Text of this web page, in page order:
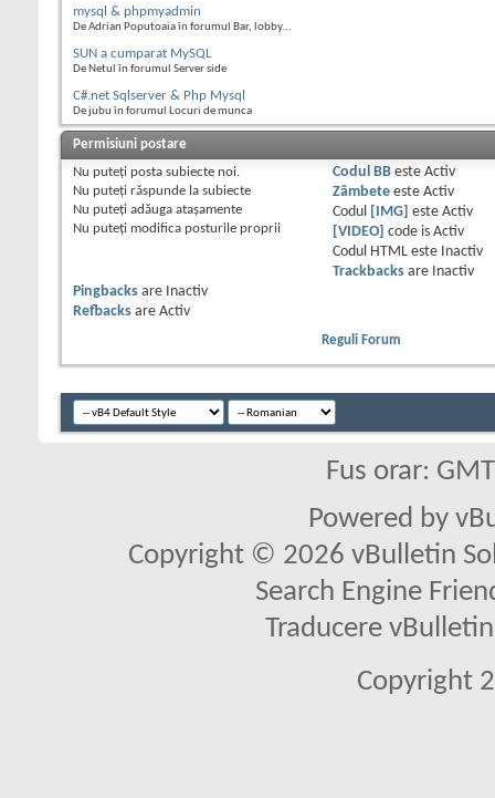
mysql & phpmyadmin
De Adrian Poputoaia în forumul Bar, lobby...
SUN a cumparat MySQL
De Netul în forumul Server side
C#.net Sqlserver & Php Mysql
De jubu în forumul Locuri de munca
Permisiuni postare
Nu puteţi posta subiecte noi.
Nu puteţi răspunde la subiecte
Nu puteţi adăuga ataşamente
Nu puteţi modifica posturile proprii
Codul BBeste Activ
Zâmbeteeste Activ
Codul
[IMG] este Activ
[VIDEO]
code is Activ
Codul HTML este
Inactiv
Trackbacksare
Inactiv
Pingbacks are
Inactiv
Refbacks are Activ
Reguli Forum
Fus orar:
Powered by
Copyright © 2026 vBulletin
Search Engine
Traducere
Copyright